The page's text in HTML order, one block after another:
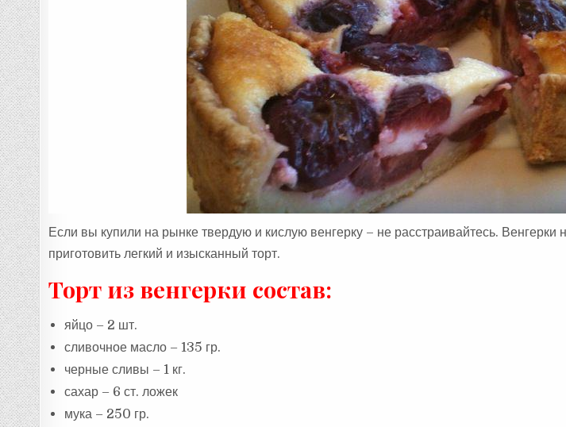
Если вы купили на рынке твердую и кислую венгерку – не расстраивайтесь.
приготовить легкий и изысканный торт.
Торт из венгерки состав:
яйцо – 2 шт.
сливочное масло – 135 гр.
черные сливы – 1 кг.
сахар – 6 ст. ложек
мука – 250 гр.